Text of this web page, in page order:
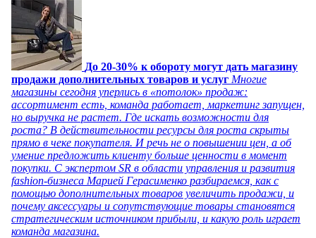
До 20-30% к обороту могут дать магазину
продажи дополнительных товаров и услуг Многие
магазины сегодня уперлись в «потолок» продаж:
ассортимент есть, команда работает, маркетинг запущен,
но выручка не растет. Где искать возможности для
роста? В действительности ресурсы для роста скрыты
прямо в чеке покупателя. И речь не о повышении цен, а об
умение предложить клиенту больше ценности в момент
покупки. С экспертом SR в области управления и развития
fashion-бизнеса Марией Герасименко разбираемся, как с
помощью дополнительных товаров увеличить продажи, и
почему аксессуары и сопутствующие товары становятся
стратегическим источником прибыли, и какую роль играет
команда магазина.